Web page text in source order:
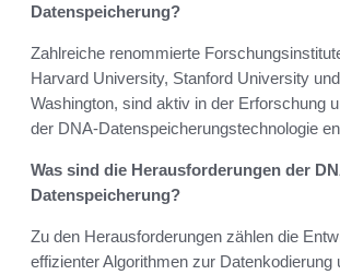
Datenspeicherung?
Zahlreiche renommierte
Harvard University, Stanford University
Washington, sind aktiv in der Erforschung
der DNA-Datenspeicherungstechnologie
Was sind die Herausforderungen der
Datenspeicherung?
Zu den Herausforderungen zählen die
effizienter Algorithmen zur Datenkodierung